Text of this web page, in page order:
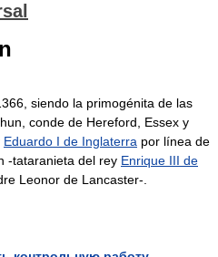
siendo la primogénita de las
conde de Hereford, Essex y
Eduardo I de Inglaterra por línea de
-tataranieta del rey Enrique III de
Leonor de Lancaster-.